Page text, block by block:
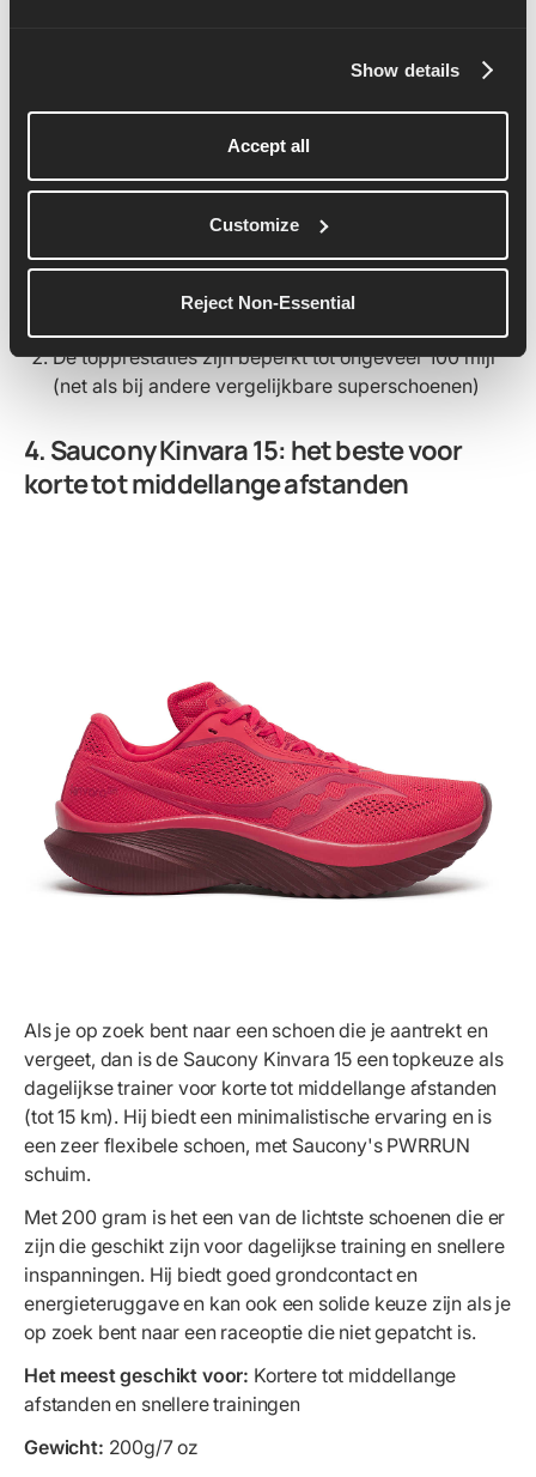
Show details
Accept all
Customize
Reject Non-Essential
Ontworpen voor betere stabiliteit dan vorige versies
Stuiterende en snelle schoen die ideaal is voor
Minpunten
Duurder dan andere schoenen
De topprestaties zijn beperkt tot ongeveer 100 mijl
(net als bij andere vergelijkbare superschoenen)
4. Saucony Kinvara 15: het beste voor
korte tot middellange afstanden
Als je op zoek bent naar een schoen die je aantrekt en
vergeet, dan is de Saucony Kinvara 15 een topkeuze als
dagelijkse trainer voor korte tot middellange afstanden
(tot 15 km). Hij biedt een minimalistische ervaring en is
een zeer flexibele schoen, met Saucony's PWRRUN
schuim.
Met 200 gram is het een van de lichtste schoenen die er
zijn die geschikt zijn voor dagelijkse training en snellere
inspanningen. Hij biedt goed grondcontact en
energieteruggave en kan ook een solide keuze zijn als je
op zoek bent naar een raceoptie die niet gepatcht is.
Het meest geschikt voor: Kortere tot middellange
afstanden en snellere trainingen
Gewicht: 200g/7 oz